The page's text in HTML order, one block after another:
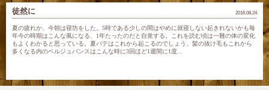
2016.08.24
徒然に
夏の疲れか、今朝は寝坊をした。5時である少しの間はやめに就寝しない起きれないかも毎
年今の時期はこんな風になる、1年たったのだと自覚する。これを読む頃は一難の体の変化
もよくわかると思っている。夏バテはこれから起こるのでしょう、髪の抜け毛もこれから
多くなる内のベルジュバンスはこんな時に3回ほど1週間に1度...